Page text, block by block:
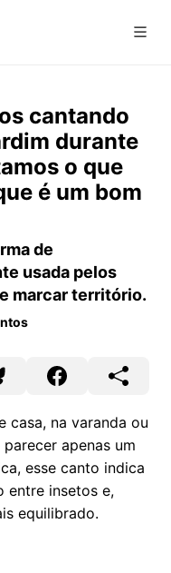
cantando
durante
o que
é um bom
de
usada pelos
marcar território.
casa, na varanda ou
apenas um
esse canto indica
entre insetos e,
equilibrado.